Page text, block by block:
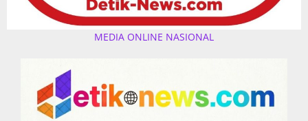
MEDIA ONLINE NASIONAL